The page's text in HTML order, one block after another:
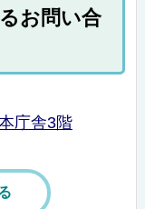
お問い合
庁舎3階